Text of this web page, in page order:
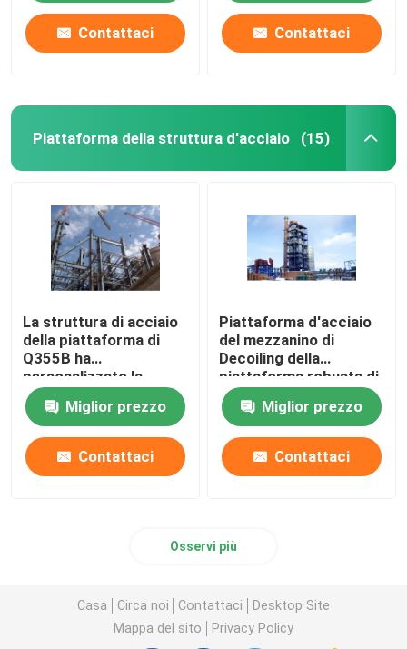
Contattaci Contattaci
Piattaforma della struttura d'acciaio (15)
La struttura di acciaio
della piattaforma di
Q355B ha
personalizzato la
piattaforma d'acciaio
galvanizzata ISO9001
Miglior prezzo
Contattaci
Piattaforma d'acciaio
del mezzanino di
Decoiling della
piattaforma robusta di
acciaio per costruzioni
edili
Miglior prezzo
Contattaci
Osservi più
Casa Circa noi Contattaci
Desktop Site
Mappa del sito
Privacy Policy